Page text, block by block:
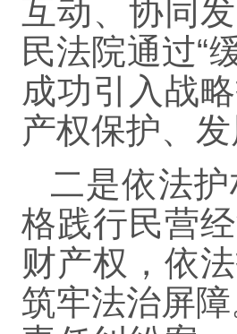
互动、协同
民法院通过“
成功引入战
产权保护、
二是依法
格践行民营
财产权，依
筑牢法治屏